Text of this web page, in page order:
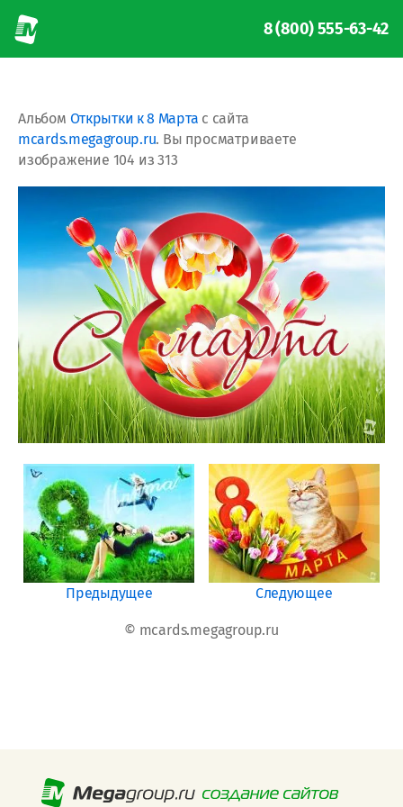
8 (800) 555-63-42
Альбом Открытки к 8 Марта с сайта
mcards.megagroup.ru. Вы просматриваете
изображение 104 из 313
Предыдущее Следующее
© mcards.megagroup.ru